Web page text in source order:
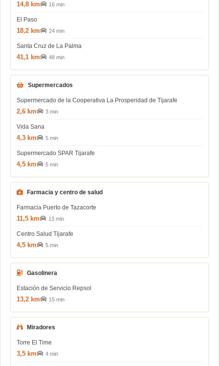
14,8 km 16 min
El Paso
18,2 km 24 min
Santa Cruz de La Palma
41,1 km 48 min
Supermercados
Supermercado de la Cooperativa La Prosperidad de Tijarafe
2,6 km 3 min
Vida Sana
4,3 km 5 min
Supermercado SPAR Tijarafe
4,5 km 5 min
Farmacia y centro de salud
Farmacia Puerto de Tazacorte
11,5 km 13 min
Centro Salud Tijarafe
4,5 km 5 min
Gasolinera
Estación de Servicio Repsol
13,2 km 15 min
Miradores
Torre El Time
3,5 km 4 min